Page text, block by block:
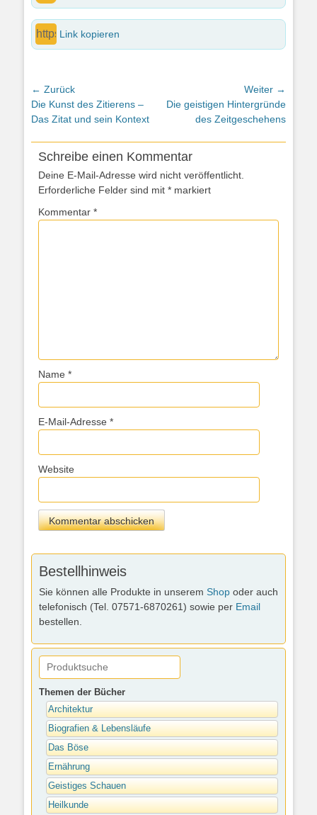
Link kopieren
Beitragsnavigation
← Zurück
Vorheriger
Beitrag:
Die Kunst des Zitierens –
Das Zitat und sein Kontext
Weiter →
Nächster
Die geistigen Hintergründe
des Zeitgeschehens
Schreibe einen Kommentar
Deine E-Mail-Adresse wird nicht veröffentlicht.
Erforderliche Felder sind mit * markiert
Kommentar *
Name *
E-Mail-Adresse *
Website
Bestellhinweis
Sie können alle Produkte in unserem Shop oder auch
telefonisch (Tel. 07571-6870261) sowie per Email
bestellen.
Themen der Bücher
Architektur
Biografien & Lebensläufe
Das Böse
Ernährung
Geistiges Schauen
Heilkunde